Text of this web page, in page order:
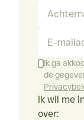
psychological
Vansteenkiste,
among work
satisfaction
approach.
Psychology
http://doi.org/
Ik ga
de
Ik wil me
over: